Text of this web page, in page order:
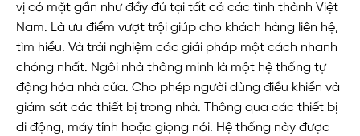
vị có mặt gần như đầy đủ tại tất cả các tỉnh thành Việt
Nam. Là ưu điểm vượt trội giúp cho khách hàng liên hệ,
tìm hiểu. Và trải nghiệm các giải pháp một cách nhanh
chóng nhất. Ngôi nhà thông minh là một hệ thống tự
động hóa nhà cửa. Cho phép người dùng điều khiển và
giám sát các thiết bị trong nhà. Thông qua các thiết bị
di động, máy tính hoặc giọng nói. Hệ thống này được